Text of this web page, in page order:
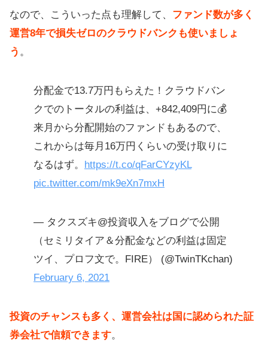
なので、こういった点も理解して、 ファンド数が多く
運営8年で損失ゼロのクラウドバンクも使いましょ
う 。
分配金で13.7万円もらえた！クラウドバン
クでのトータルの利益は、+842,409円に💰
来月から分配開始のファンドもあるので、
これからは毎月16万円くらいの受け取りに
なるはず。 https://t.co/qFarCYzyKL
pic.twitter.com/mk9eXn7mxH
— タクスズキ@投資収入をブログで公開
（セミリタイア＆分配金などの利益は固定
ツイ、プロフ文で。FIRE） (@TwinTKchan)
February 6, 2021
投資のチャンスも多く、運営会社は国に認められた証
券会社で信頼できます。